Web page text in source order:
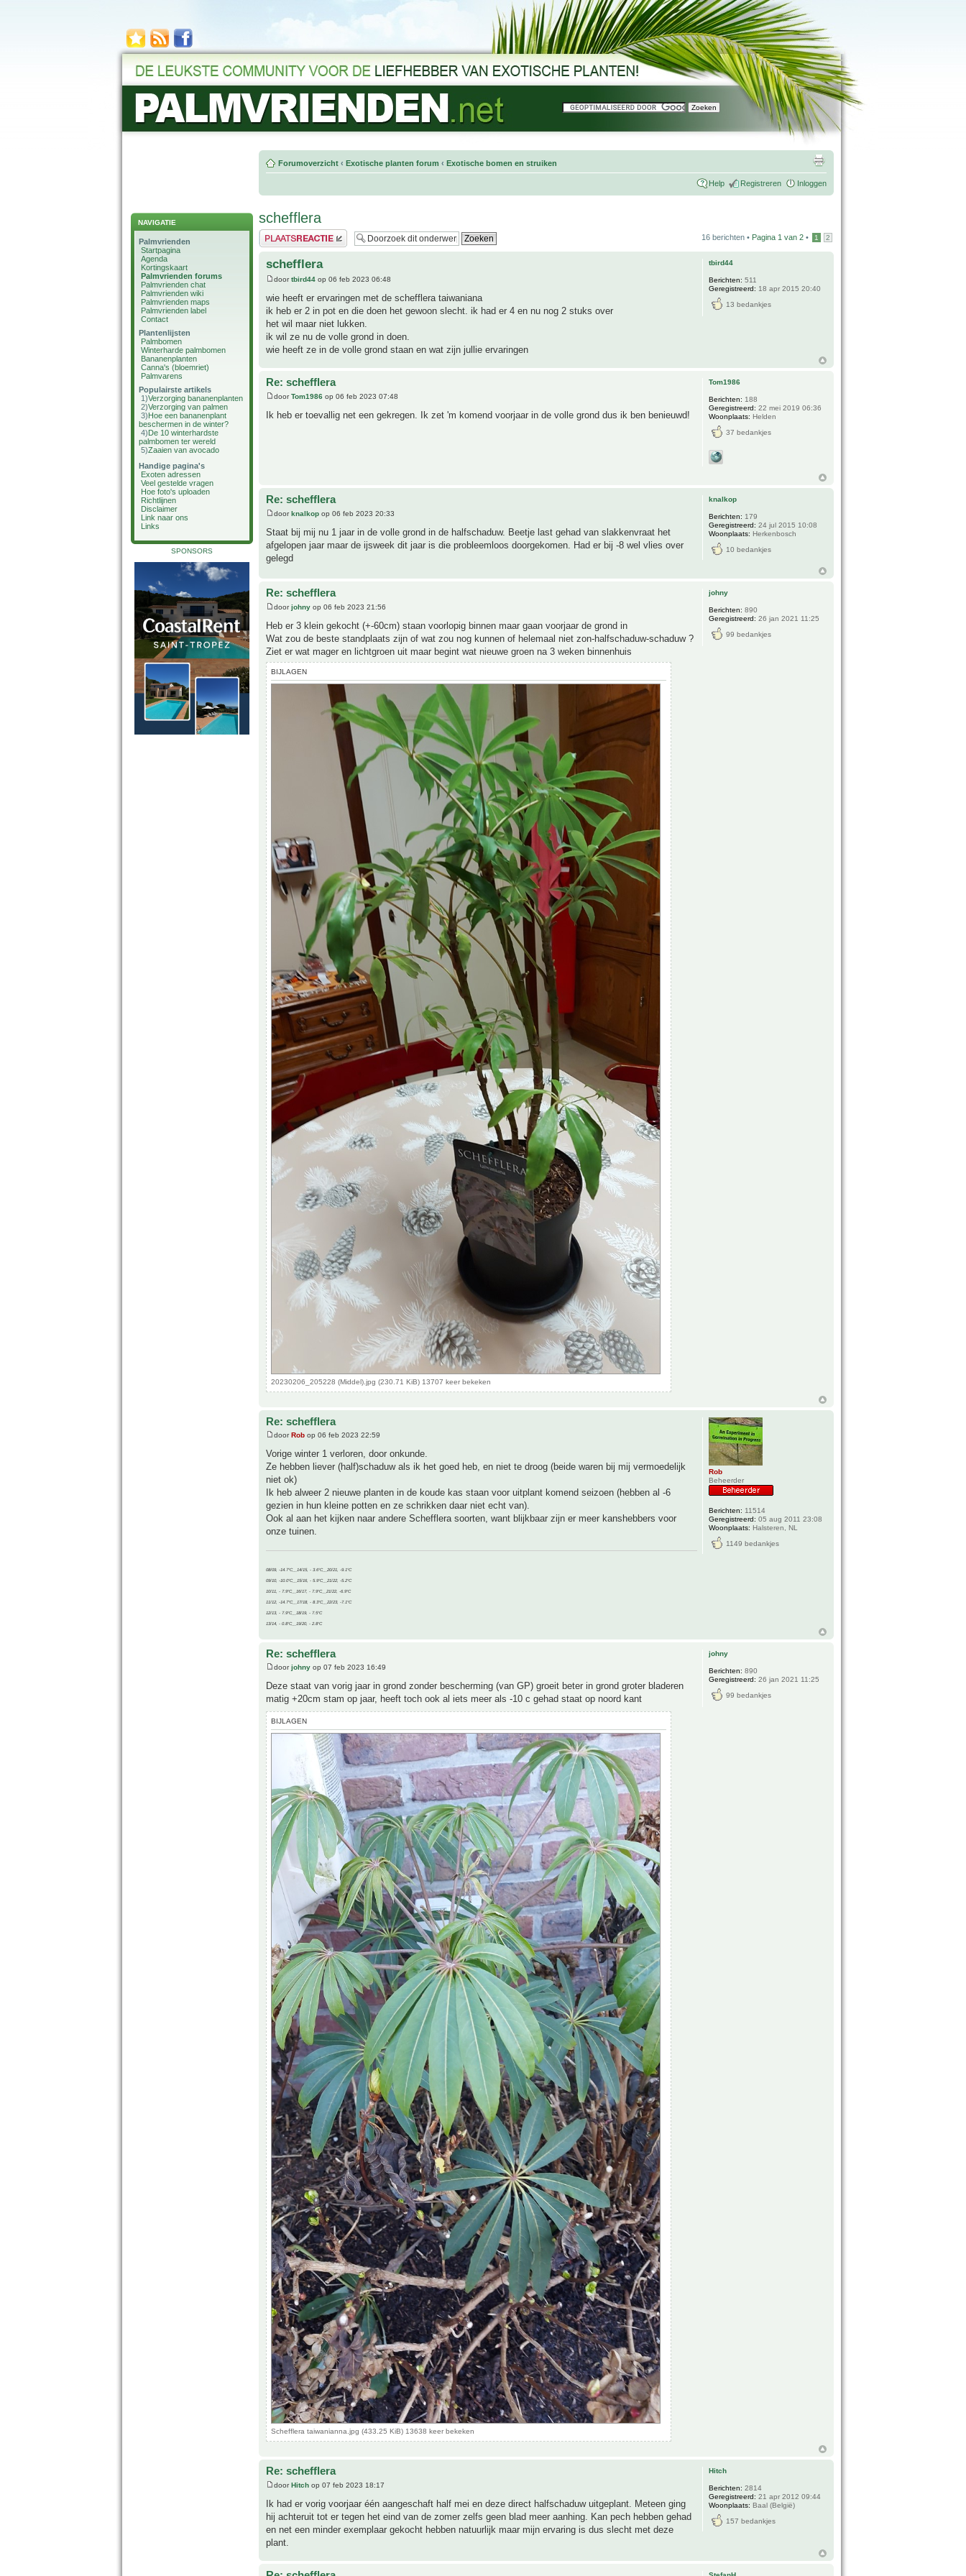
NAVIGATIE
Palmvrienden
Startpagina
Agenda
Kortingskaart
Palmvrienden forums
Palmvrienden chat
Palmvrienden wiki
Palmvrienden maps
Palmvrienden label
Contact
Plantenlijsten
Palmbomen
Winterharde palmbomen
Bananenplanten
Canna's (bloemriet)
Palmvarens
Populairste artikels
1)Verzorging bananenplanten
2)Verzorging van palmen
3)Hoe een bananenplant
beschermen in de winter?
4)De 10 winterhardste
palmbomen ter wereld
5)Zaaien van avocado
Handige pagina's
Exoten adressen
Veel gestelde vragen
Hoe foto's uploaden
Richtlijnen
Disclaimer
Link naar ons
Links
SPONSORS
Forumoverzicht ‹ Exotische planten forum ‹ Exotische bomen en struiken
Help Registreren Inloggen
schefflera
Plaats een reactie 16 berichten • Pagina 1 van 2 • 1 2
schefflera
doortbird44 op 06 feb 2023 06:48
wie heeft er ervaringen met de schefflera taiwaniana
ik heb er 2 in pot en die doen het gewoon slecht. ik had er 4 en nu nog 2 stuks over
het wil maar niet lukken.
ik wil ze nu de volle grond in doen.
wie heeft ze in de volle grond staan en wat zijn jullie ervaringen
tbird44
Berichten: 511
Geregistreerd: 18 apr 2015 20:40
13 bedankjes
Re: schefflera
doorTom1986 op 06 feb 2023 07:48
Ik heb er toevallig net een gekregen. Ik zet 'm komend voorjaar in de volle grond dus ik ben benieuwd!
Tom1986
Berichten: 188
Geregistreerd: 22 mei 2019 06:36
Woonplaats: Helden
37 bedankjes
Re: schefflera
doorknalkop op 06 feb 2023 20:33
Staat bij mij nu 1 jaar in de volle grond in de halfschaduw. Beetje last gehad van slakkenvraat het
afgelopen jaar maar de ijsweek dit jaar is die probleemloos doorgekomen. Had er bij -8 wel vlies over
gelegd
knalkop
Berichten: 179
Geregistreerd: 24 jul 2015 10:08
Woonplaats: Herkenbosch
10 bedankjes
Re: schefflera
doorjohny op 06 feb 2023 21:56
Heb er 3 klein gekocht (+-60cm) staan voorlopig binnen maar gaan voorjaar de grond in
Wat zou de beste standplaats zijn of wat zou nog kunnen of helemaal niet zon-halfschaduw-schaduw ?
Ziet er wat mager en lichtgroen uit maar begint wat nieuwe groen na 3 weken binnenhuis
BIJLAGEN
20230206_205228 (Middel).jpg (230.71 KiB) 13707 keer bekeken
johny
Berichten: 890
Geregistreerd: 26 jan 2021 11:25
99 bedankjes
Re: schefflera
doorRob op 06 feb 2023 22:59
Vorige winter 1 verloren, door onkunde.
Ze hebben liever (half)schaduw als ik het goed heb, en niet te droog (beide waren bij mij vermoedelijk
niet ok)
Ik heb alweer 2 nieuwe planten in de koude kas staan voor uitplant komend seizoen (hebben al -6
gezien in hun kleine potten en ze schrikken daar niet echt van).
Ook al aan het kijken naar andere Schefflera soorten, want blijkbaar zijn er meer kanshebbers voor
onze tuinen.
08/09, -14.7°C__14/15, - 3.6°C__20/21, -9.1°C
09/10, -10.0°C__15/16, - 5.9°C__21/22, -5.2°C
10/11, - 7.9°C__16/17, - 7.9°C__21/22, -6.9°C
11/12, -14.7°C__17/18, - 8.3°C__22/23, -7.1°C
12/13, - 7.9°C__18/19, - 7.5°C
13/14, - 0.8°C__19/20, - 2.8°C
Rob
Beheerder
Berichten: 11514
Geregistreerd: 05 aug 2011 23:08
Woonplaats: Halsteren, NL
1149 bedankjes
Re: schefflera
doorjohny op 07 feb 2023 16:49
Deze staat van vorig jaar in grond zonder bescherming (van GP) groeit beter in grond groter bladeren
matig +20cm stam op jaar, heeft toch ook al iets meer als -10 c gehad staat op noord kant
BIJLAGEN
Schefflera taiwanianna.jpg (433.25 KiB) 13638 keer bekeken
johny
Berichten: 890
Geregistreerd: 26 jan 2021 11:25
99 bedankjes
Re: schefflera
doorHitch op 07 feb 2023 18:17
Ik had er vorig voorjaar één aangeschaft half mei en deze direct halfschaduw uitgeplant. Meteen ging
hij achteruit tot er tegen het eind van de zomer zelfs geen blad meer aanhing. Kan pech hebben gehad
en net een minder exemplaar gekocht hebben natuurlijk maar mijn ervaring is dus slecht met deze
plant.
Hitch
Berichten: 2814
Geregistreerd: 21 apr 2012 09:44
Woonplaats: Baal (België)
157 bedankjes